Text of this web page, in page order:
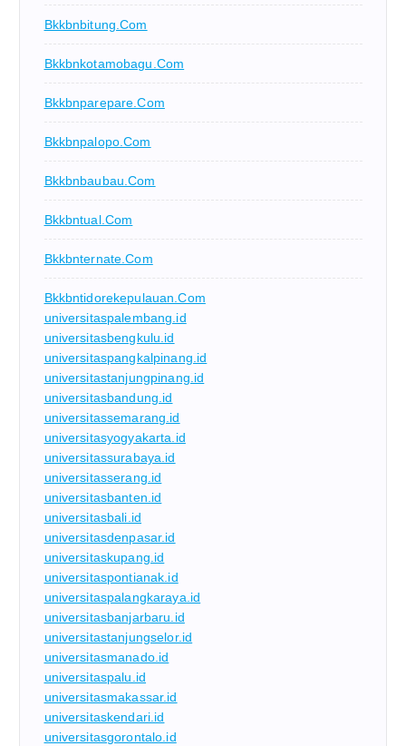
Bkkbnbitung.com
Bkkbnkotamobagu.com
Bkkbnparepare.com
Bkkbnpalopo.com
Bkkbnbaubau.com
Bkkbntual.com
Bkkbnternate.com
Bkkbntidorekepulauan.com
universitaspalembang.id
universitasbengkulu.id
universitaspangkalpinang.id
universitastanjungpinang.id
universitasbandung.id
universitassemarang.id
universitasyogyakarta.id
universitassurabaya.id
universitasserang.id
universitasbanten.id
universitasbali.id
universitasdenpasar.id
universitaskupang.id
universitaspontianak.id
universitaspalangkaraya.id
universitasbanjarbaru.id
universitastanjungselor.id
universitasmanado.id
universitaspalu.id
universitasmakassar.id
universitaskendari.id
universitasgorontalo.id